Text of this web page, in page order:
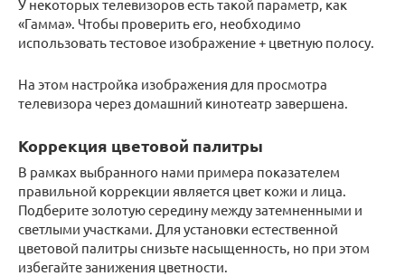
У некоторых телевизоров есть такой параметр, как
«Гамма». Чтобы проверить его, необходимо
использовать тестовое изображение + цветную полосу.
На этом настройка изображения для просмотра
телевизора через домашний кинотеатр завершена.
Коррекция цветовой палитры
В рамках выбранного нами примера показателем
правильной коррекции является цвет кожи и лица.
Подберите золотую середину между затемненными и
светлыми участками. Для установки естественной
цветовой палитры снизьте насыщенность, но при этом
избегайте занижения цветности.